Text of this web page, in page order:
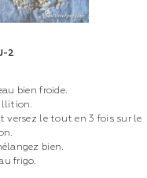
2
bien froide.
versez le tout en 3 fois sur le
bien.
frigo.